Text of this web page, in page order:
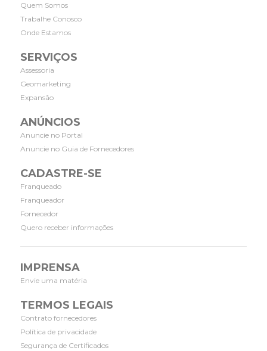
Quem Somos
Trabalhe Conosco
Onde Estamos
SERVIÇOS
Assessoria
Geomarketing
Expansão
ANÚNCIOS
Anuncie no Portal
Anuncie no Guia de Fornecedores
CADASTRE-SE
Franqueado
Franqueador
Fornecedor
Quero receber informações
IMPRENSA
Envie uma matéria
TERMOS LEGAIS
Contrato fornecedores
Política de privacidade
Segurança de Certificados